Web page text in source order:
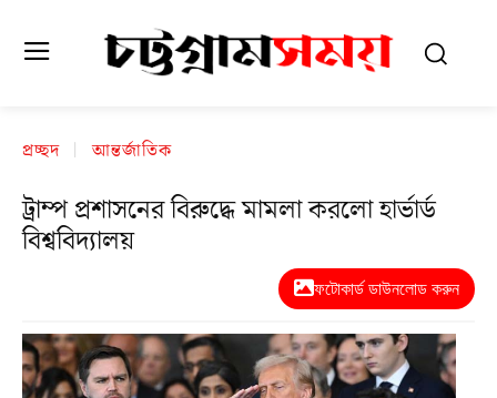
প্রচ্ছদ আন্তর্জাতিক
ট্রাম্প প্রশাসনের বিরুদ্ধে মামলা করলো হার্ভার্ড
বিশ্ববিদ্যালয়
ফটোকার্ড ডাউনলোড করুন